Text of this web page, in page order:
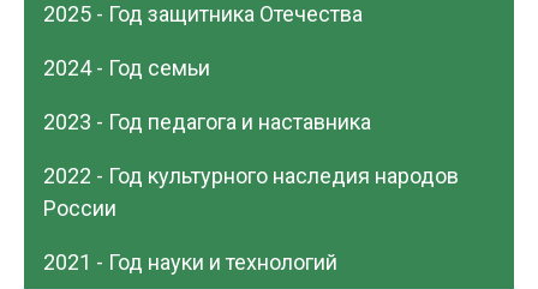
2025 - Год защитника Отечества
2024 - Год семьи
2023 - Год педагога и наставника
2022 - Год культурного наследия народов
России
2021 - Год науки и технологий